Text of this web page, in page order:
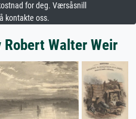
for deg. Værsåsnill
kontakte oss.
Walter Weir